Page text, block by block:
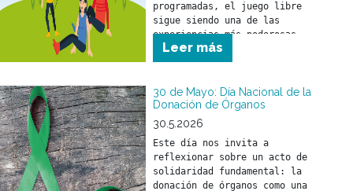
programadas, el juego libre
sigue siendo una de las
experiencias más poderosas
para el desarrollo de los
niños.
Leer más
30 de Mayo: Día Nacional de la
Donación de Órganos
30.5.2026
Este día nos invita a
reflexionar sobre un acto de
solidaridad fundamental: la
donación de órganos como una